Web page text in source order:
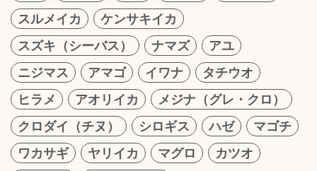
スルメイカ
ケンサキイカ
スズキ（シーバス）
ナマズ
アユ
ニジマス
アマゴ イワナ
タチウオ
ヒラメ
アオリイカ
メジナ（グレ・クロ）
クロダイ（チヌ）
シロギス ハゼ
マゴチ
ワカサギ
ヤリイカ マグロ
カツオ